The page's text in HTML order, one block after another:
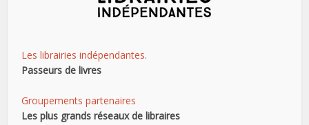
Les librairies indépendantes.
Passeurs de livres
Groupements partenaires
Les plus grands réseaux de libraires